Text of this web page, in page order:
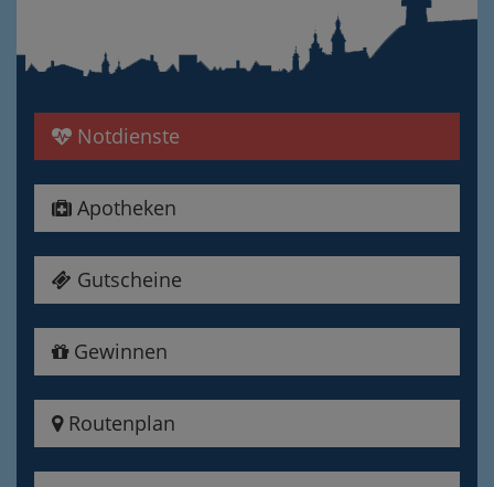
Notdienste
Apotheken
Gutscheine
Gewinnen
Routenplan